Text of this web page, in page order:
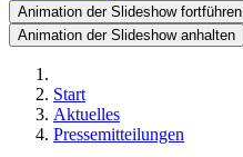
Animation der Slideshow fortführen
Animation der Slideshow anhalten
Start
Aktuelles
Pressemitteilungen